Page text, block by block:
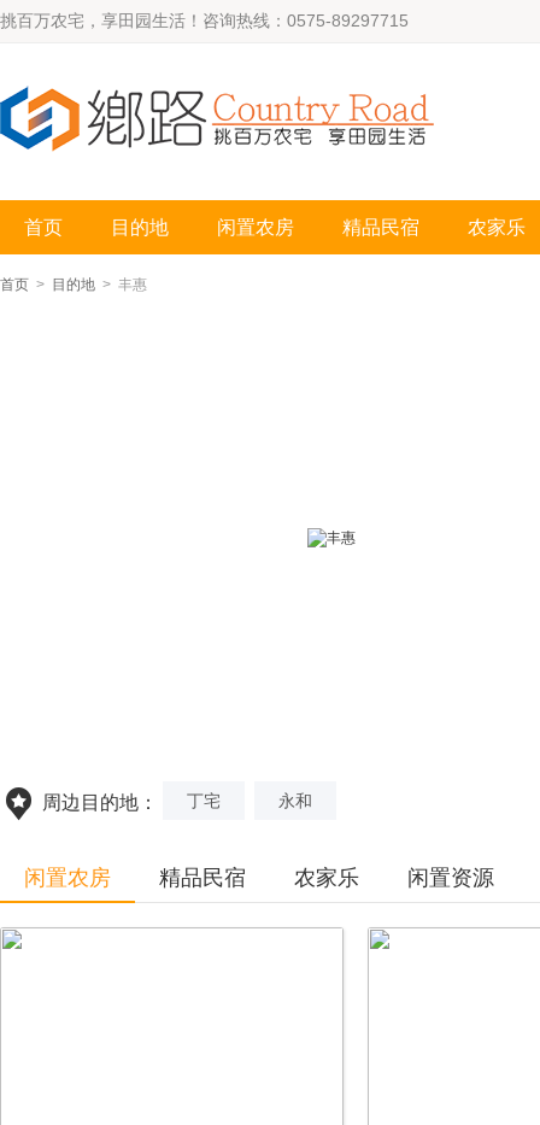
挑百万农宅，享田园生活！咨询热线：0575-89297715
首页 目的地 闲置农房 精品民宿 农家乐
首页 > 目的地 > 丰惠
周边目的地： 丁宅 永和
闲置农房 精品民宿 农家乐 闲置资源